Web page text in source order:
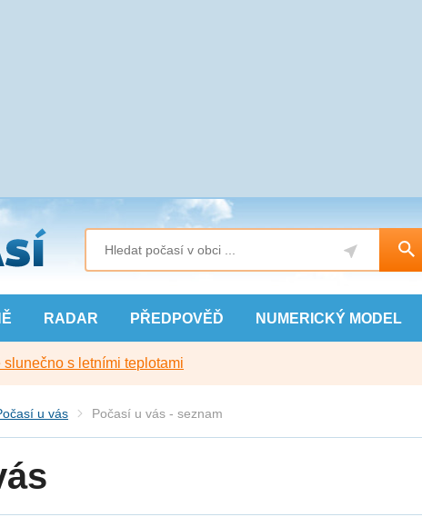
RADAR PŘEDPOVĚĎ NUMERICKÝ MODEL
slunečno s letními teplotami
u vás Počasí u vás - seznam